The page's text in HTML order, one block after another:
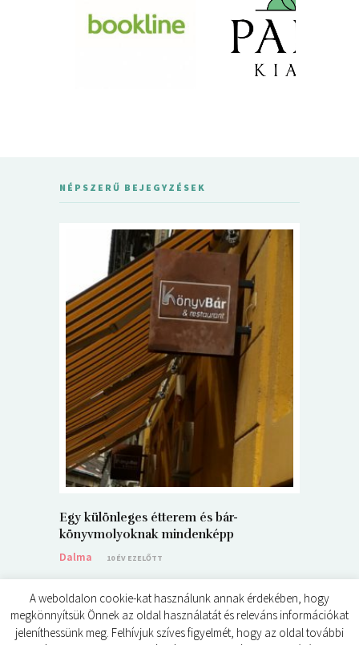
NÉPSZERŰ BEJEGYZÉSEK
Egy különleges étterem és bár-
könyvmolyoknak mindenképp
Dalma
10 ÉV EZELŐTT
A weboldalon cookie-kat használunk annak érdekében, hogy
megkönnyítsük Önnek az oldal használatát és releváns információkat
jeleníthessünk meg. Felhívjuk szíves figyelmét, hogy az oldal további